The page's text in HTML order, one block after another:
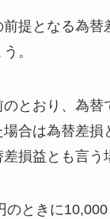
前提となる為替
。
とおり、為替
合は為替差損
損益とも言う
のときに